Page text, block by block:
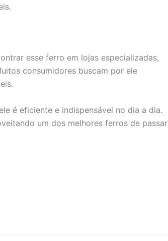
esse ferro em lojas especializadas,
consumidores buscam por ele
é eficiente e indispensável no dia a dia.
um dos melhores ferros de passar